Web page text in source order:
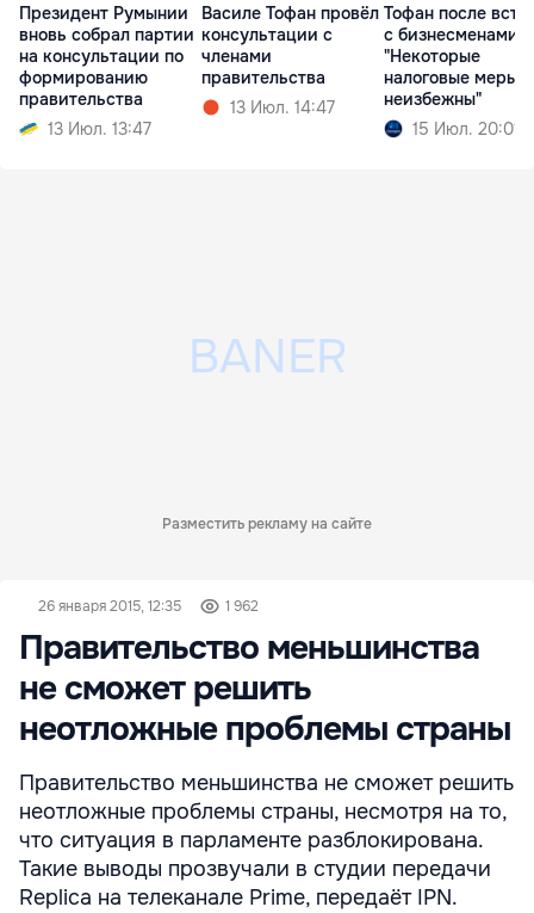
Президент Румынии
вновь собрал партии
на консультации по
формированию
правительства
13 Июл. 13:47
Василе Тофан провёл
консультации с
членами
правительства
13 Июл. 14:47
Тофан после
с бизнесменами:
"Некоторые
налоговые меры
неизбежны"
15 Июл. 20:01
Разместить рекламу на сайте
26 января 2015, 12:35 1 962
Правительство меньшинства
не сможет решить
неотложные проблемы страны
Правительство меньшинства не сможет решить
неотложные проблемы страны, несмотря на то,
что ситуация в парламенте разблокирована.
Такие выводы прозвучали в студии передачи
Replica на телеканале Prime, передаёт IPN.